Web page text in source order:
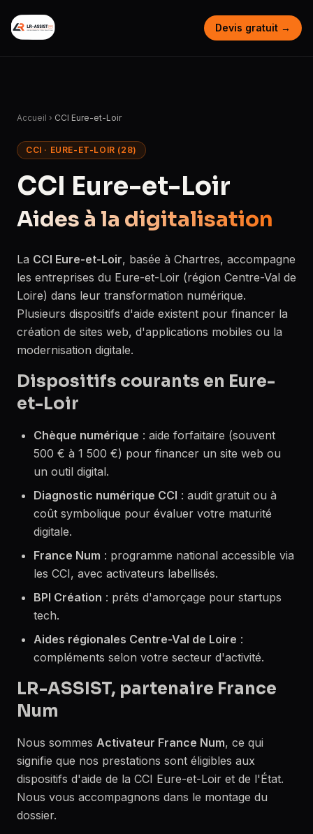
Devis gratuit →
Accueil › CCI Eure-et-Loir
CCI · EURE-ET-LOIR (28)
CCI Eure-et-Loir
Aides à la digitalisation
La CCI Eure-et-Loir, basée à Chartres, accompagne
les entreprises du Eure-et-Loir (région Centre-Val de
Loire) dans leur transformation numérique.
Plusieurs dispositifs d'aide existent pour financer la
création de sites web, d'applications mobiles ou la
modernisation digitale.
Dispositifs courants en Eure-
et-Loir
Chèque numérique : aide forfaitaire (souvent
500 € à 1 500 €) pour financer un site web ou
un outil digital.
Diagnostic numérique CCI : audit gratuit ou à
coût symbolique pour évaluer votre maturité
digitale.
France Num : programme national accessible via
les CCI, avec activateurs labellisés.
BPI Création : prêts d'amorçage pour startups
tech.
Aides régionales Centre-Val de Loire :
compléments selon votre secteur d'activité.
LR-ASSIST, partenaire France
Num
Nous sommes Activateur France Num, ce qui
signifie que nos prestations sont éligibles aux
dispositifs d'aide de la CCI Eure-et-Loir et de l'État.
Nous vous accompagnons dans le montage du
dossier.